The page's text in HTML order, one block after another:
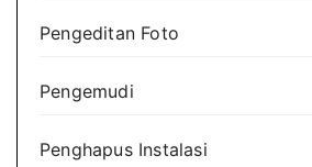
Pengeditan Foto
Pengemudi
Penghapus Instalasi